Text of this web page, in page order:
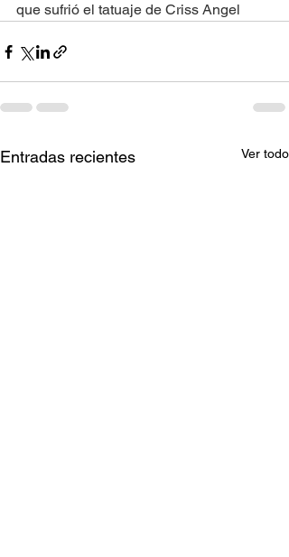
que sufrió el tatuaje de Criss Angel
Entradas recientes Ver todo